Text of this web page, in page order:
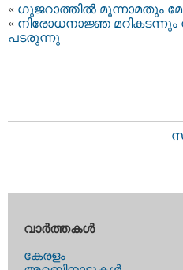
« ഗുജറാത്തില്‍ മൂന്നാമതും
« നിരോധനാജ്ഞ
പടരുന്നു
വാര്‍ത്തകള്‍
കേരളം